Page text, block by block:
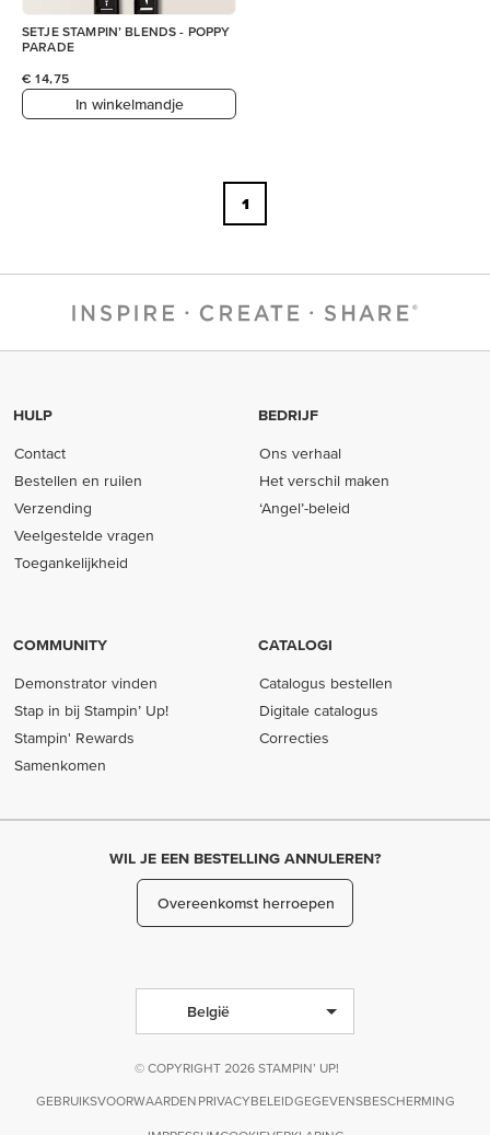
SETJE STAMPIN’ BLENDS - POPPY
PARADE
€ 14,75
In winkelmandje
1
HULP
Contact
Bestellen en ruilen
Verzending
Veelgestelde vragen
Toegankelijkheid
BEDRIJF
Ons verhaal
Het verschil maken
‘Angel’-beleid
COMMUNITY
Demonstrator vinden
Stap in bij Stampin’ Up!
Stampin' Rewards
Samenkomen
CATALOGI
Catalogus bestellen
Digitale catalogus
Correcties
WIL JE EEN BESTELLING ANNULEREN?
Overeenkomst herroepen
België
© COPYRIGHT 2026 STAMPIN’ UP!
GEBRUIKSVOORWAARDEN PRIVACYBELEIDGEGEVENSBESCHERMING